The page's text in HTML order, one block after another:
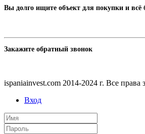
Вы долго ищите объект для покупки и всё
Закажите обратный звонок
ispaniainvest.com 2014-2024 г. Все
Вход